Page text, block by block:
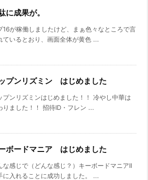
に成果が。
16が稼働しましたけど、まぁ色々なところで言
ているとおり、画面全体が黄色 ...
プンリズミン はじめました
プンリズミンはじめました！！ 冷やし中華は
りました！！ 招待ID・フレン ...
ボードマニア はじめました
な感じで（どんな感じ？）キーボードマニアII
に入れることに成功しました。 ...